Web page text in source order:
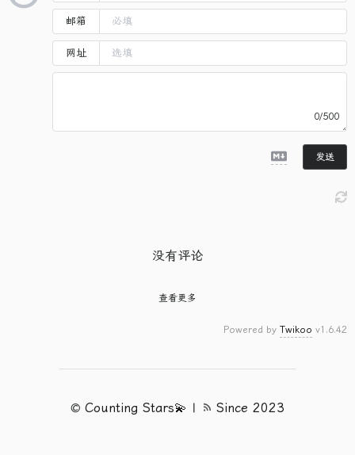
邮箱
网址
0/500
发送
没有评论
查看更多
Powered by Twikoo v1.6.42
© Counting Stars💫 | Since 2023